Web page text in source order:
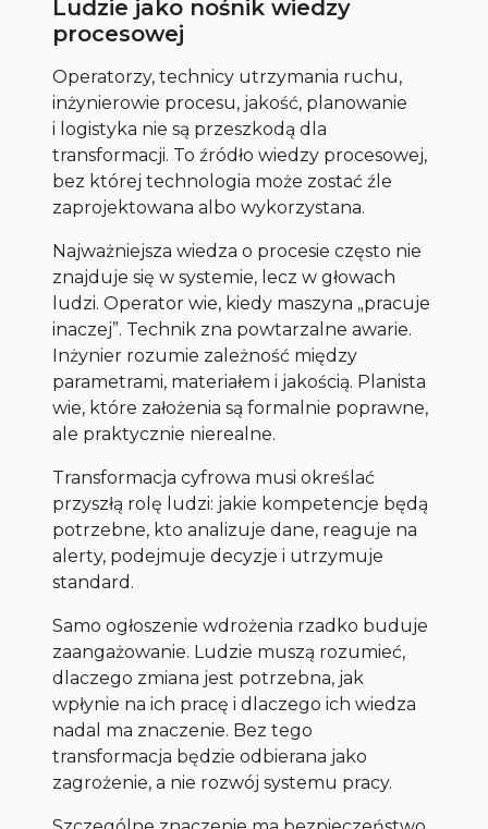
Ludzie jako nośnik wiedzy
procesowej
Operatorzy, technicy utrzymania ruchu,
inżynierowie procesu, jakość, planowanie
i logistyka nie są przeszkodą dla
transformacji. To źródło wiedzy procesowej,
bez której technologia może zostać źle
zaprojektowana albo wykorzystana.
Najważniejsza wiedza o procesie często nie
znajduje się w systemie, lecz w głowach
ludzi. Operator wie, kiedy maszyna „pracuje
inaczej”. Technik zna powtarzalne awarie.
Inżynier rozumie zależność między
parametrami, materiałem i jakością. Planista
wie, które założenia są formalnie poprawne,
ale praktycznie nierealne.
Transformacja cyfrowa musi określać
przyszłą rolę ludzi: jakie kompetencje będą
potrzebne, kto analizuje dane, reaguje na
alerty, podejmuje decyzje i utrzymuje
standard.
Samo ogłoszenie wdrożenia rzadko buduje
zaangażowanie. Ludzie muszą rozumieć,
dlaczego zmiana jest potrzebna, jak
wpłynie na ich pracę i dlaczego ich wiedza
nadal ma znaczenie. Bez tego
transformacja będzie odbierana jako
zagrożenie, a nie rozwój systemu pracy.